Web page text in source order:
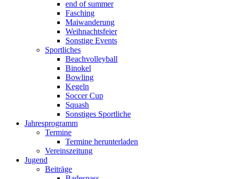
end of summer
Fasching
Maiwanderung
Weihnachtsfeier
Sonstige Events
Sportliches
Beachvolleyball
Binokel
Bowling
Kegeln
Soccer Cup
Squash
Sonstiges Sportliche
Jahresprogramm
Termine
Termine herunterladen
Vereinszeitung
Jugend
Beiträge